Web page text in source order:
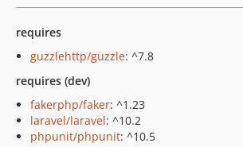
requires
guzzlehttp/guzzle: ^7.8
requires (dev)
fakerphp/faker: ^1.23
laravel/laravel: ^10.2
phpunit/phpunit: ^10.5